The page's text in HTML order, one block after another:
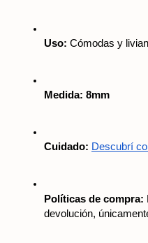
Uso: Cómodas y
Medida: 8mm
Cuidado: Descubrí
Políticas de compra:
devolución,